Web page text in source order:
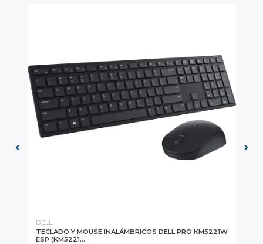
DELL
TECLADO Y MOUSE INALÁMBRICOS DELL PRO KM5221W
ESP (KM5221...